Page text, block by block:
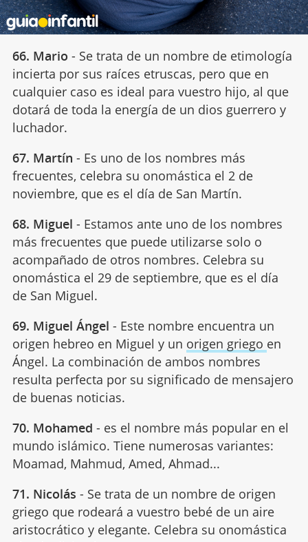
66. Mario - Se trata de un nombre de etimología
incierta por sus raíces etruscas, pero que en
cualquier caso es ideal para vuestro hijo, al que
dotará de toda la energía de un dios guerrero y
luchador.
67. Martín - Es uno de los nombres más
frecuentes, celebra su onomástica el 2 de
noviembre, que es el día de San Martín.
68. Miguel - Estamos ante uno de los nombres
más frecuentes que puede utilizarse solo o
acompañado de otros nombres. Celebra su
onomástica el 29 de septiembre, que es el día
de San Miguel.
69. Miguel Ángel - Este nombre encuentra un
origen hebreo en Miguel y un origen griego en
Ángel. La combinación de ambos nombres
resulta perfecta por su significado de mensajero
de buenas noticias.
70. Mohamed - es el nombre más popular en el
mundo islámico. Tiene numerosas variantes:
Moamad, Mahmud, Amed, Ahmad...
71. Nicolás - Se trata de un nombre de origen
griego que rodeará a vuestro bebé de un aire
aristocrático y elegante. Celebra su onomástica